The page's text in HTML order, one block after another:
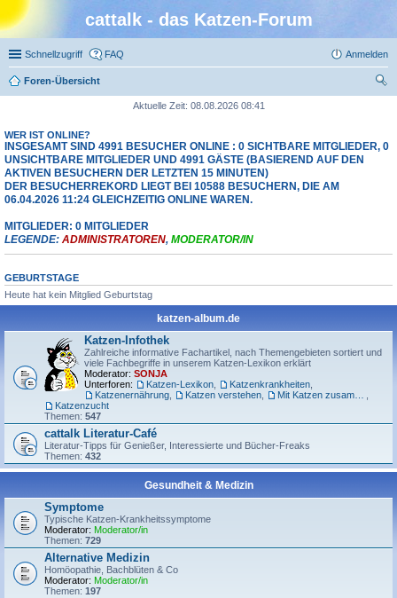
cattalk - das Katzen-Forum
Schnellzugriff FAQ Anmelden
Foren-Übersicht
Aktuelle Zeit: 08.08.2026 08:41
WER IST ONLINE?
INSGESAMT SIND 4991 BESUCHER ONLINE : 0 SICHTBARE MITGLIEDER, 0
UNSICHTBARE MITGLIEDER UND 4991 GÄSTE (BASIEREND AUF DEN
AKTIVEN BESUCHERN DER LETZTEN 15 MINUTEN)
DER BESUCHERREKORD LIEGT BEI 10588 BESUCHERN, DIE AM
06.04.2026 11:24 GLEICHZEITIG ONLINE WAREN.
MITGLIEDER: 0 MITGLIEDER
LEGENDE: ADMINISTRATOREN, MODERATOR/IN
GEBURTSTAGE
Heute hat kein Mitglied Geburtstag
katzen-album.de
Katzen-Infothek
Zahlreiche informative Fachartikel, nach Themengebieten sortiert und
viele Fachbegriffe in unserem Katzen-Lexikon erklärt
Moderator: SONJA
Unterforen:
Katzen-Lexikon Katzenkrankheiten
Katzenernährung
Katzen verstehen
Katzenzucht
Themen: 547
cattalk Literatur-Café
Literatur-Tipps für Genießer, Interessierte und Bücher-Freaks
Themen: 432
Gesundheit & Medizin
Symptome
Typische Katzen-Krankheitssymptome
Moderator: Moderator/in
Themen: 729
Alternative Medizin
Homöopathie, Bachblüten & Co
Moderator: Moderator/in
Themen: 197